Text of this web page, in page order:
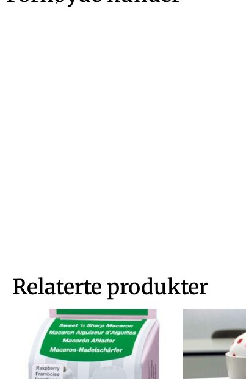
Relaterte produkter